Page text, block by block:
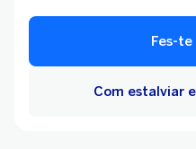
Fes-te
Com estalviar